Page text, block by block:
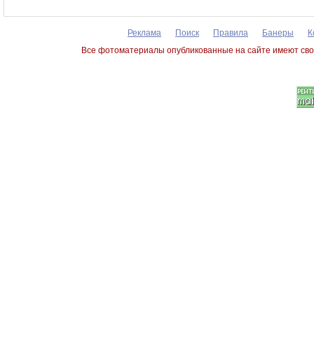
Реклама Поиск Правила Банеры
Все фотоматериалы опубликованные на сайте имеют